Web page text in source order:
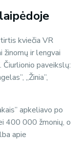
kviečia VR
ir lengvai
paveikslų:
„Žinia”,
apkeliavo po
400 000 žmonių, o
apie